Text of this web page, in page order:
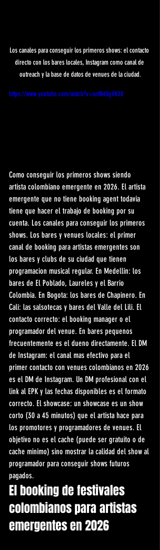
Los canales para conseguir los primeros shows: el contacto
directo con los bares locales, Instagram como canal de
outreach y la base de datos de venues de la ciudad.
https://www.youtube.com/watch?v=sntN4GgVK38
Como conseguir los primeros shows siendo
artista colombiano emergente en 2026. El artista
emergente que no tiene booking agent todavia
tiene que hacer el trabajo de booking por su
cuenta. Los canales para conseguir los primeros
shows. Los bares y venues locales: el primer
canal de booking para artistas emergentes son
los bares y clubs de su ciudad que tienen
programacion musical regular. En Medellin: los
bares de El Poblado, Laureles y el Barrio
Colombia. En Bogota: los bares de Chapinero. En
Cali: las salsotecas y bares del Valle del Lili. El
contacto correcto: el booking manager o el
programador del venue. En bares pequenos
frecuentemente es el dueno directamente. El DM
de Instagram: el canal mas efectivo para el
primer contacto con venues colombianos en 2026
es el DM de Instagram. Un DM profesional con el
link al EPK y las fechas disponibles es el formato
correcto. El showcase: un showcase es un show
corto (30 a 45 minutos) que el artista hace para
los promotores y programadores de venues. El
objetivo no es el cache (puede ser gratuito o de
cache minimo) sino mostrar la calidad del show al
programador para conseguir shows futuros
pagados.
El booking de festivales
colombianos para artistas
emergentes en 2026